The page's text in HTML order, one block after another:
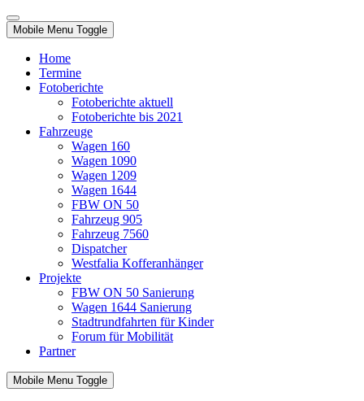
Mobile Menu Toggle
Home
Termine
Fotoberichte
Fotoberichte aktuell
Fotoberichte bis 2021
Fahrzeuge
Wagen 160
Wagen 1090
Wagen 1209
Wagen 1644
FBW ON 50
Fahrzeug 905
Fahrzeug 7560
Dispatcher
Westfalia Kofferanhänger
Projekte
FBW ON 50 Sanierung
Wagen 1644 Sanierung
Stadtrundfahrten für Kinder
Forum für Mobilität
Partner
Mobile Menu Toggle